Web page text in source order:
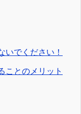
いでください！
ことのメリット